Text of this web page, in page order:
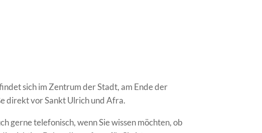
sich im Zentrum der Stadt, am Ende der
direkt vor Sankt Ulrich und Afra.
gerne telefonisch, wenn Sie wissen möchten, ob